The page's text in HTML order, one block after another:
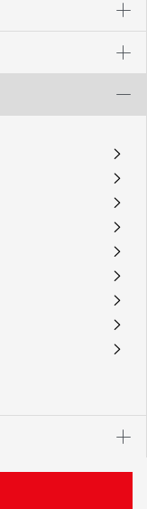
A
A
A
A
A
A
A
A
A